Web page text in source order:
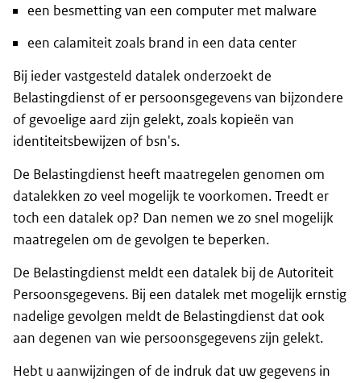
een besmetting van een computer met malware
een calamiteit zoals brand in een data center
Bij ieder vastgesteld datalek onderzoekt de
Belastingdienst of er persoonsgegevens van bijzondere
of gevoelige aard zijn gelekt, zoals kopieën van
identiteitsbewijzen of bsn's.
De Belastingdienst heeft maatregelen genomen om
datalekken zo veel mogelijk te voorkomen. Treedt er
toch een datalek op? Dan nemen we zo snel mogelijk
maatregelen om de gevolgen te beperken.
De Belastingdienst meldt een datalek bij de Autoriteit
Persoonsgegevens. Bij een datalek met mogelijk ernstig
nadelige gevolgen meldt de Belastingdienst dat ook
aan degenen van wie persoonsgegevens zijn gelekt.
Hebt u aanwijzingen of de indruk dat uw gegevens in